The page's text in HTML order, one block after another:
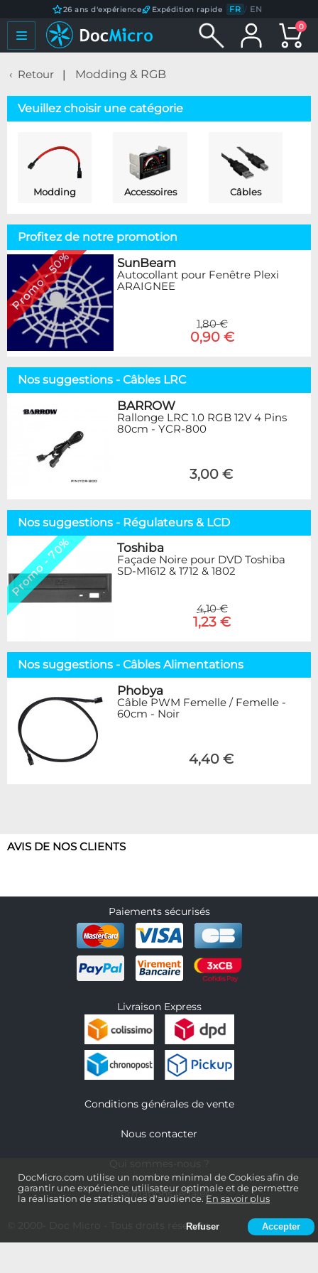
DocMicro.com utilise un nombre minimal de Cookies afin de
garantir une expérience utilisateur optimale et de permettre
la réalisation de statistiques d'audience. En savoir plus
Refuser Accepter
26 ans d'expérience Expédition rapide FR / EN
0
Retour Modding & RGB
Veuillez choisir une catégorie
Modding Accessoires Câbles
Profitez de notre promotion
Promo - 50% SunBeam
Autocollant pour Fenêtre Plexi
ARAIGNEE
1,80 €
0,90 €
Nos suggestions - Câbles LRC
BARROW
Rallonge LRC 1.0 RGB 12V 4 Pins
80cm - YCR-800
3,00 €
Nos suggestions - Régulateurs & LCD
Promo - 70% Toshiba
Façade Noire pour DVD Toshiba
SD-M1612 & 1712 & 1802
4,10 €
1,23 €
Nos suggestions - Câbles Alimentations
Phobya
Câble PWM Femelle / Femelle -
60cm - Noir
4,40 €
AVIS DE NOS CLIENTS
Paiements sécurisés
Livraison Express
Conditions générales de vente
Nous contacter
Informations légales
- Tous droits réservés